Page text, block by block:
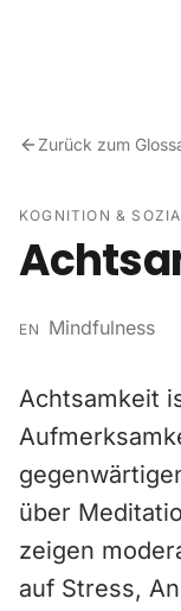
Zurück zum
KOGNITION &
EN Mindfulness
Achtsamkeit
über
zeigen
auf Stress,